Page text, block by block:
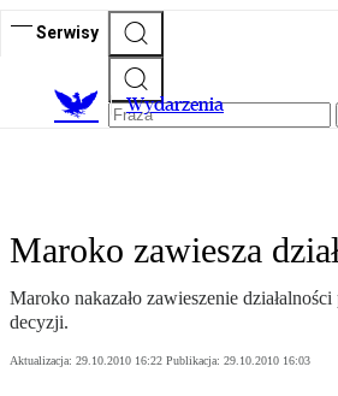
Serwisy
Wydarzenia
Maroko zawiesza
Maroko nakazało zawieszenie
decyzji.
Aktualizacja: 29.10.2010 16:22 Publikacja: 29.10.2010 16:03